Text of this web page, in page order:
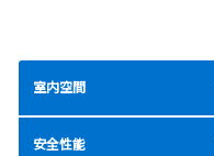
室内空間
安全性能